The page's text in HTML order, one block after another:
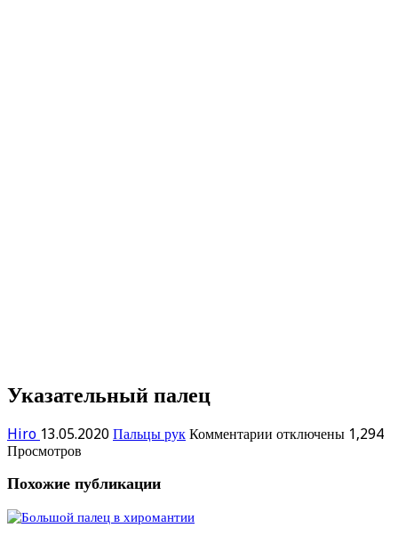
Указательный палец
Hiro 13.05.2020 Пальцы рук Комментарии котключены 1,294
Просмотров
Похожие публикации